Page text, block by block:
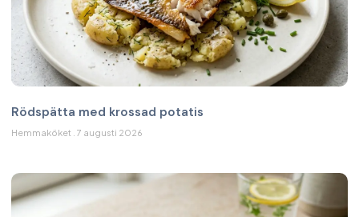
Rödspätta med krossad potatis
Hemmaköket 7 augusti 2026